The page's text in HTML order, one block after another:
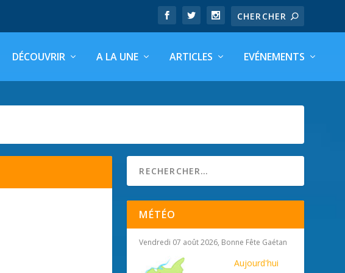
DÉCOUVRIR A LA UNE ARTICLES EVÉNEMENTS
MÉTÉO
Vendredi 07 août 2026, Bonne Fête Gaétan
Aujourd'hui